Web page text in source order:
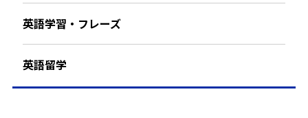
英語学習・フレーズ
英語留学